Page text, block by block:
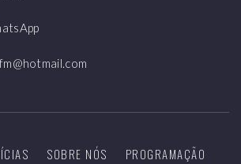
SOBRE NÓS
PROGRAMAÇÃO